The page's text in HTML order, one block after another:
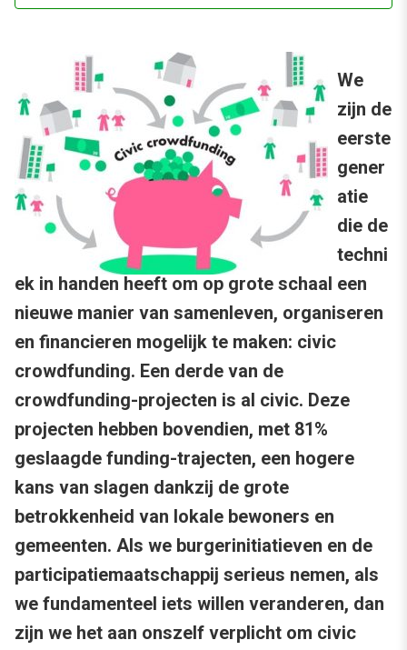
We
zijn de
eerste
gener
atie
die de
techni
ek in handen heeft om op grote schaal een
nieuwe manier van samenleven, organiseren
en financieren mogelijk te maken: civic
crowdfunding. Een derde van de
crowdfunding-projecten is al civic. Deze
projecten hebben bovendien, met 81%
geslaagde funding-trajecten, een hogere
kans van slagen dankzij de grote
betrokkenheid van lokale bewoners en
gemeenten. Als we burgerinitiatieven en de
participatiemaatschappij serieus nemen, als
we fundamenteel iets willen veranderen, dan
zijn we het aan onszelf verplicht om civic